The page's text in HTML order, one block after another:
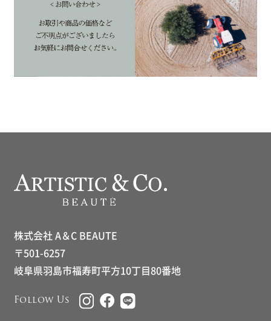
株式会社 A＆C BEAUTE
〒501-6257
岐阜県羽島市福寿町平方10丁目80番地
Follow Us